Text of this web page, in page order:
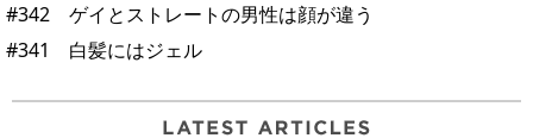
#342 ゲイとストレートの男性は顔が違う
#341 白髪にはジェル